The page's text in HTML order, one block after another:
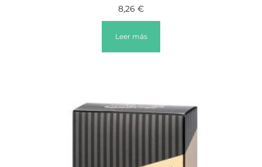
8,26 €
Leer más